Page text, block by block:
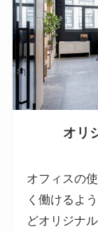
オリ
オフィスの
く働けるよ
どオリジナ